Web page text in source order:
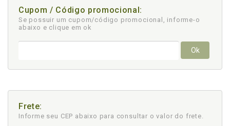
Cupom / Código promocional:
Se possuir um cupom/código promocional, informe-o
abaixo e clique em ok
Ok
Frete:
Informe seu CEP abaixo para consultar o valor do frete.